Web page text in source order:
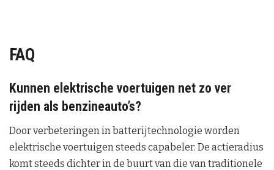
FAQ
Kunnen elektrische voertuigen net zo ver
rijden als benzineauto’s?
Door verbeteringen in batterijtechnologie worden
elektrische voertuigen steeds capabeler. De actieradius
komt steeds dichter in de buurt van die van traditionele